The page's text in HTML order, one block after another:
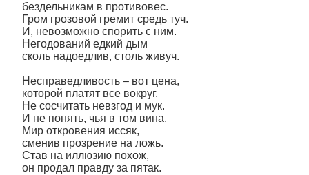
бездельникам в противовес.
Гром грозовой гремит средь туч.
И, невозможно спорить с ним.
Негодований едкий дым
сколь надоедлив, столь живуч.
Несправедливость – вот цена,
которой платят все вокруг.
Не сосчитать невзгод и мук.
И не понять, чья в том вина.
Мир откровения иссяк,
сменив прозрение на ложь.
Став на иллюзию похож,
он продал правду за пятак.